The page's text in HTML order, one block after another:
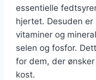
essentielle
hjertet. Desuden
vitaminer og
selen og fosfor.
for dem, der
kost.